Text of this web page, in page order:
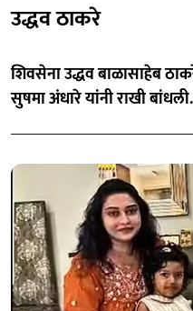
उद्धव ठाकरे
शिवसेना उद्धव बाळासाहेब
सुषमा अंधारे यांनी राखी बांधली.